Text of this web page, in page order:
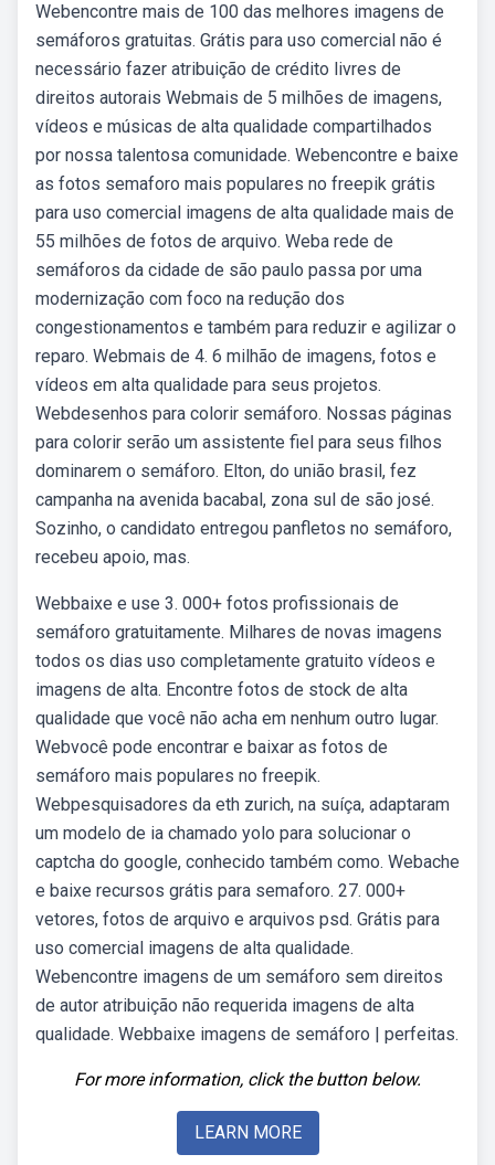
Webencontre mais de 100 das melhores imagens de
semáforos gratuitas. Grátis para uso comercial não é
necessário fazer atribuição de crédito livres de
direitos autorais Webmais de 5 milhões de imagens,
vídeos e músicas de alta qualidade compartilhados
por nossa talentosa comunidade. Webencontre e baixe
as fotos semaforo mais populares no freepik grátis
para uso comercial imagens de alta qualidade mais de
55 milhões de fotos de arquivo. Weba rede de
semáforos da cidade de são paulo passa por uma
modernização com foco na redução dos
congestionamentos e também para reduzir e agilizar o
reparo. Webmais de 4. 6 milhão de imagens, fotos e
vídeos em alta qualidade para seus projetos.
Webdesenhos para colorir semáforo. Nossas páginas
para colorir serão um assistente fiel para seus filhos
dominarem o semáforo. Elton, do união brasil, fez
campanha na avenida bacabal, zona sul de são josé.
Sozinho, o candidato entregou panfletos no semáforo,
recebeu apoio, mas.
Webbaixe e use 3. 000+ fotos profissionais de
semáforo gratuitamente. Milhares de novas imagens
todos os dias uso completamente gratuito vídeos e
imagens de alta. Encontre fotos de stock de alta
qualidade que você não acha em nenhum outro lugar.
Webvocê pode encontrar e baixar as fotos de
semáforo mais populares no freepik.
Webpesquisadores da eth zurich, na suíça, adaptaram
um modelo de ia chamado yolo para solucionar o
captcha do google, conhecido também como. Webache
e baixe recursos grátis para semaforo. 27. 000+
vetores, fotos de arquivo e arquivos psd. Grátis para
uso comercial imagens de alta qualidade.
Webencontre imagens de um semáforo sem direitos
de autor atribuição não requerida imagens de alta
qualidade. Webbaixe imagens de semáforo | perfeitas.
For more information, click the button below.
LEARN MORE